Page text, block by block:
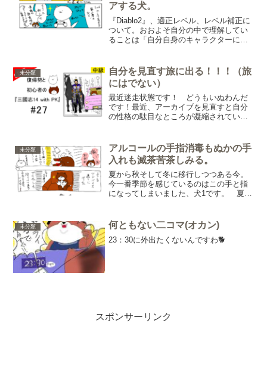
アする犬。
『Diablo2』、適正レベル、レベル補正に
ついて。おおよそ自分の中で理解してい
ることは「自分自身のキャラクターにあ
経験値がたまらずレベルアップしない」
です。下記の...
未分類
自分を見直す旅に出る！！！（旅
にはでない）
最近迷走状態です！ どうもいぬわんだ
です！最近、アーカイブを見直すと自分
の性格の駄目なところが凝縮されていて
ます）。・発声練習・読書・クロッキ
ー？（人物練習）・衣服の片...
未分類
アルコールの手指消毒もぬかの手
入れも滅茶苦茶しみる。
夏から秋そして冬に移行しつつある今。
今一番季節を感じているのはこの手と指
になってしまいました、犬1です。 夏シ
た結果徐々に徐々に異変が出て、秋から
冬そして今アカギレで手荒...
未分類 何ともない二コマ(オカン)
23：30に外出たくないんですわ🐕
スポンサーリンク